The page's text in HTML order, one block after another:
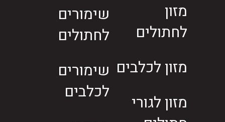
מזון
לחתולים
מזון לכלבים
מזון לגורי
שימורים
לחתולים
שימורים
לכלבים